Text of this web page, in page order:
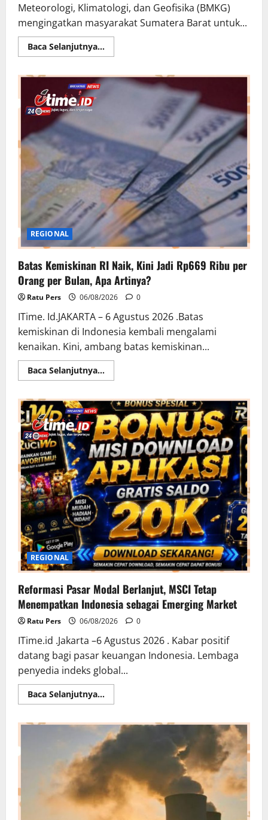
Meteorologi, Klimatologi, dan Geofisika (BMKG)
mengingatkan masyarakat Sumatera Barat untuk...
Baca Selanjutnya...
more
Ingatkan
Sumatera
Ini,
Warga
Waspada
REGIONAL
Batas Kemiskinan RI Naik, Kini Jadi Rp669 Ribu per
Orang per Bulan, Apa Artinya?
Ratu Pers 06/08/2026 0
ITime. Id.JAKARTA – 6 Agustus 2026 .Batas
kemiskinan di Indonesia kembali mengalami
kenaikan. Kini, ambang batas kemiskinan...
Baca Selanjutnya...
more
Kemiskinan
RI
Naik,
Kini
Jadi
Rp669
Ribu
per
Orang
per
Bulan,
Apa
Artinya?
REGIONAL
Reformasi Pasar Modal Berlanjut, MSCI Tetap
Menempatkan Indonesia sebagai Emerging Market
Ratu Pers 06/08/2026 0
ITime.id .Jakarta –6 Agustus 2026 . Kabar positif
datang bagi pasar keuangan Indonesia. Lembaga
penyedia indeks global...
Baca Selanjutnya...
more
Pasar
Modal
Berlanjut,
Menempatkan
Indonesia
sebagai
Emerging
Market